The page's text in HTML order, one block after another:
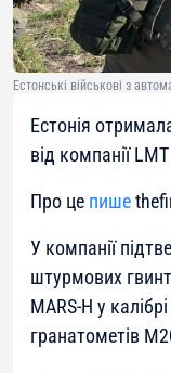
Естонські військові з
Естонія
від компанії
Про це пише
У компанії
штурмових
MARS-H у
гранатометів